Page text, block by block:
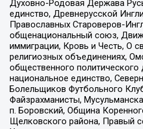
Духовно-Родовая Держава
единство, Древнерусской
Православных Староверов-
общенациональный союз,
иммиграции, Кровь и Честь, О
религиозных объединениях,
общественного
национальное единство,
Болельщиков Футбольного
Файзрахманисты,
п. Боровский, Община
Щелковского района, Правый